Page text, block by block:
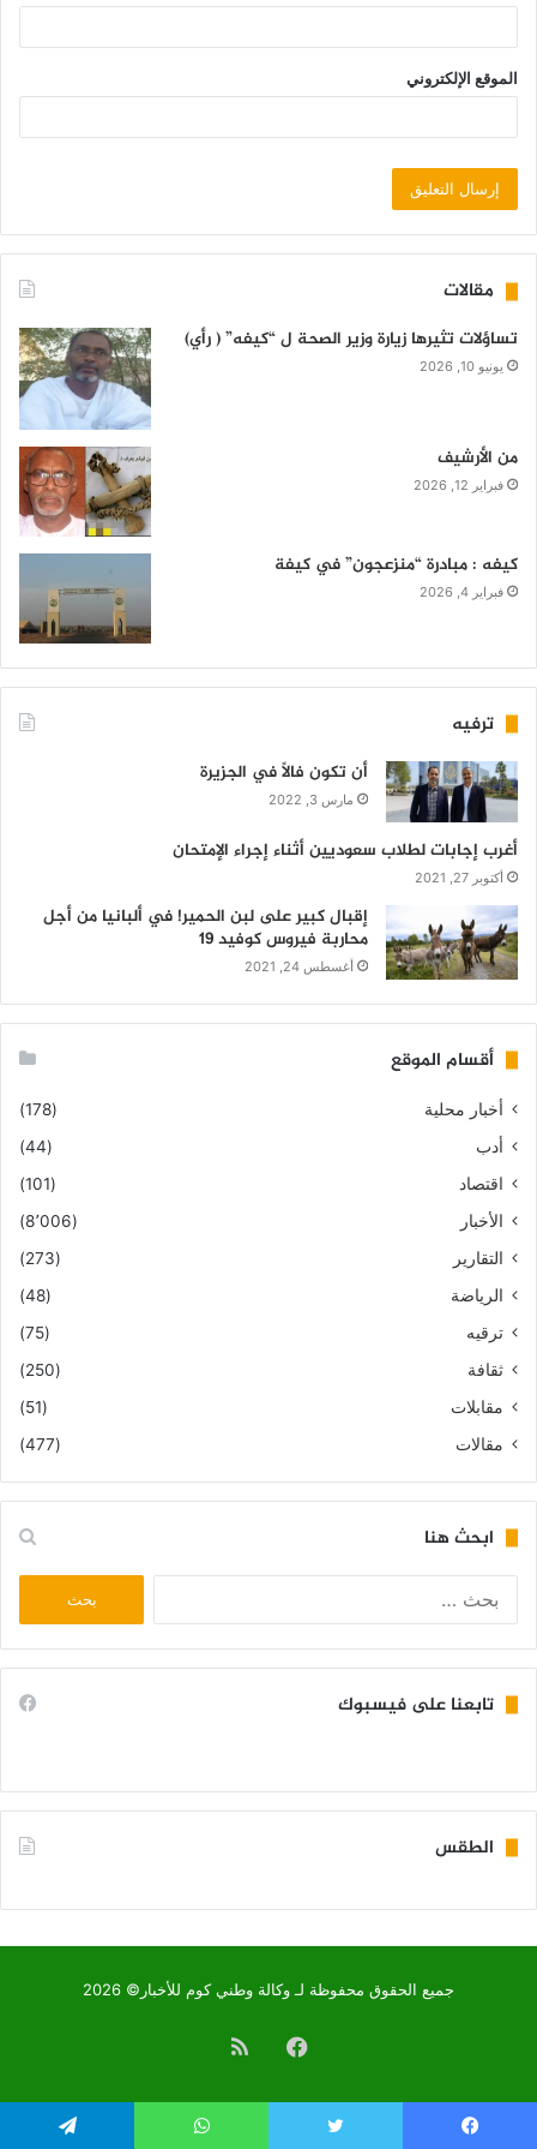
الموقع الإلكتروني
مقالات
تساؤلات تثيرها زيارة وزير الصحة ل “كيفه” ( رأي)
يونيو 10, 2026
من الأرشيف
فبراير 12, 2026
كيفه : مبادرة “منزعجون” في كيفة
فبراير 4, 2026
ترفيه
أن تكون فالاً في الجزيرة
مارس 3, 2022
أغرب إجابات لطلاب سعوديين أثناء إجراء الإمتحان
أكتوبر 27, 2021
إقبال كبير على لبن الحمير! في ألبانيا من أجل
محاربة فيروس كوفيد 19
أغسطس 24, 2021
أقسام الموقع
أخبار محلية
(178)
أدب
(44)
اقتصاد
(101)
الأخبار
(8٬006)
التقارير
(273)
الرياضة
(48)
ترقيه
(75)
ثقافة
(250)
مقابلات
(51)
مقالات
(477)
ابحث هنا
تابعنا على فيسبوك
الطقس
جميع الحقوق محفوظة لـ وكالة وطني كوم للأخبار© 2026
فيسبوكملخص
الموقع